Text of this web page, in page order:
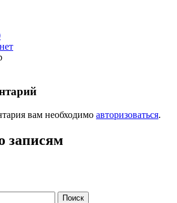
вам необходимо авторизоваться.
записям